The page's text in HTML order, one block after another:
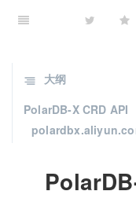
大纲
PolarDB-X CRD API